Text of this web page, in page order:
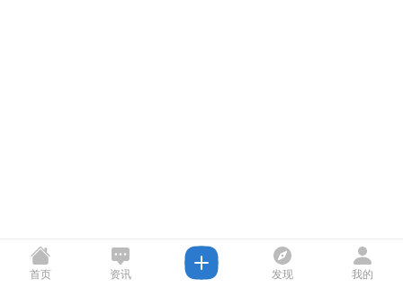
首页 资讯 发现 我的